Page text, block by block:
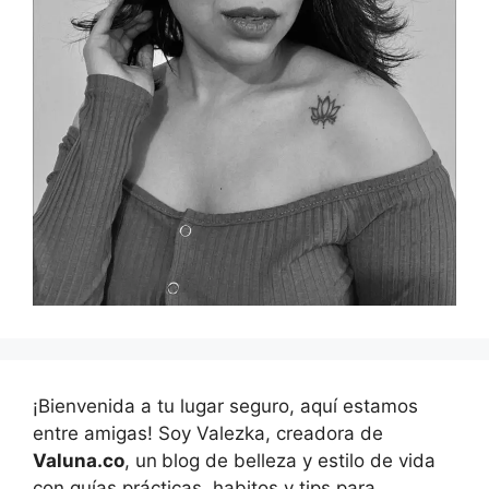
¡Bienvenida a tu lugar seguro, aquí estamos
entre amigas! Soy Valezka, creadora de
Valuna.co, un blog de belleza y estilo de vida